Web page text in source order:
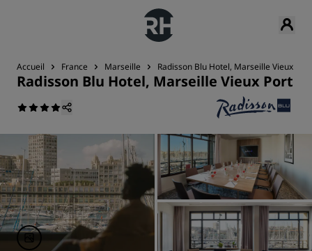
Accueil France Marseille Radisson Blu Hotel, Marseille Vieux Port
Radisson Blu Hotel, Marseille Vieux Port